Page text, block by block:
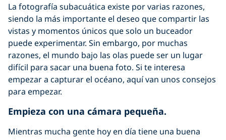
La fotografía subacuática existe por varias razones,
siendo la más importante el deseo que compartir las
vistas y momentos únicos que solo un buceador
puede experimentar. Sin embargo, por muchas
razones, el mundo bajo las olas puede ser un lugar
difícil para sacar una buena foto. Si te interesa
empezar a capturar el océano, aquí van unos consejos
para empezar.
Empieza con una cámara pequeña.
Mientras mucha gente hoy en día tiene una buena